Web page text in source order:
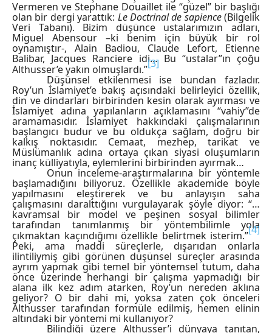
Vermeren ve Stephane Douaillet ile “güzel” bir başlığı
olan bir dergi yarattık: Le Doctrinal de sapience(Bilgelik
Veri Tabanı). Bizim düşünce ustalarımızın adları,
Miguel Abensour –ki benim için büyük bir rol
oynamıştır-, Alain Badiou, Claude Lefort, Etienne
Balibar, Jacques Ranciere idi… Bu “ustalar”ın çoğu
Althusser’e yakın olmuşlardı.”[3]
Düşünsel etkilenmesi ise bundan fazladır.
Roy’un İslamiyet’e bakış açısındaki belirleyici özellik,
din ve dindarları birbirinden kesin olarak ayırması ve
İslamiyet adına yapılanların açıklamasını “vahiy”de
aramamasıdır. İslamiyet hakkındaki çalışmalarının
başlangıcı budur ve bu oldukça sağlam, doğru bir
kalkış noktasıdır. Cemaat, mezhep, tarikat ve
Müslümanlık adına ortaya çıkan siyasi oluşumların
inanç külliyatıyla, eylemlerini birbirinden ayırmak…
Onun inceleme-araştırmalarına bir yöntemle
başlamadığını biliyoruz. Özellikle akademide böyle
yapılmasını eleştirerek ve bu anlayışın saha
çalışmasını daralttığını vurgulayarak şöyle diyor: “…
kavramsal bir model ve peşinen sosyal bilimler
tarafından tanımlanmış bir yöntembilimle yola
çıkmaktan kaçındığımı özellikle belirtmek isterim.”[4]
Peki, ama maddi süreçlerle, dışarıdan onlarla
ilintiliymiş gibi görünen düşünsel süreçler arasında
ayrım yapmak gibi temel bir yöntemsel tutum, daha
önce üzerinde herhangi bir çalışma yapmadığı bir
alana ilk kez adım atarken, Roy’un nereden aklına
geliyor? O bir dahi mi, yoksa zaten çok önceleri
Althusser tarafından formüle edilmiş, hemen elinin
altındaki bir yöntemi mi kullanıyor?
Bilindiği üzere Althusser’i dünyaya tanıtan,